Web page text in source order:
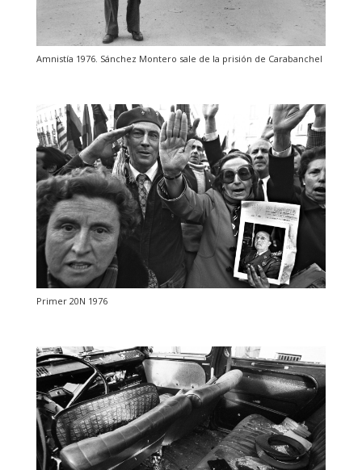
Amnistía 1976. Sánchez Montero sale de la prisión de Carabanchel
Primer 20N 1976